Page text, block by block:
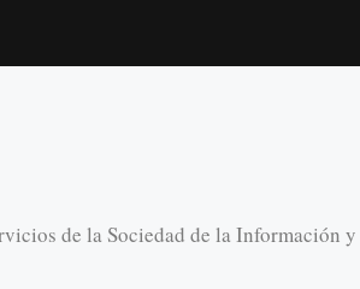
de la Sociedad de la Información